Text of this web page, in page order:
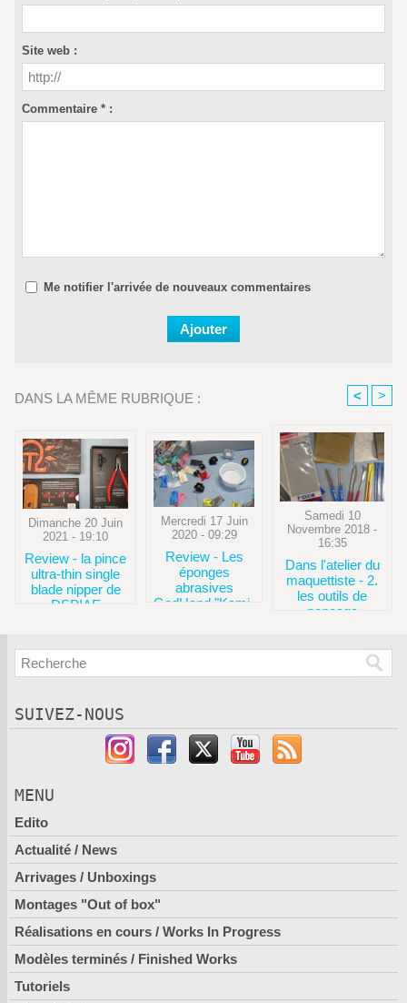
Site web :
Commentaire * :
Me notifier l'arrivée de nouveaux commentaires
DANS LA MÊME RUBRIQUE : < >
Dimanche 20 Juin
2021 - 19:10
Review - la pince
ultra-thin single
blade nipper de
DSPIAE
Mercredi 17 Juin
2020 - 09:29
Review - Les
éponges
abrasives
GodHand "Kami-
Pack"
Samedi 10
Novembre 2018 -
16:35
Dans l'atelier du
maquettiste - 2.
les outils de
ponçage
SUIVEZ-NOUS
MENU
Edito
Actualité / News
Arrivages / Unboxings
Montages "Out of box"
Réalisations en cours / Works In Progress
Modèles terminés / Finished Works
Tutoriels